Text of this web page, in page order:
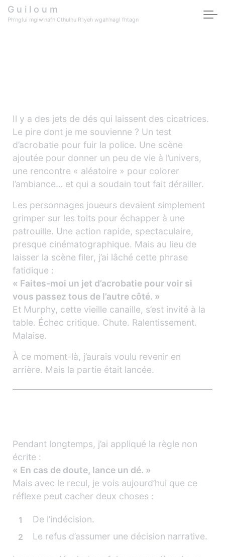
Skip to main content
G u i l o u m
Ph'nglui mglw'nafh Cthulhu R'lyeh wgah'nagl fhtagn
Il y a des jets de dés qui laissent des cicatrices.
Le pire dont je me souvienne ? Un test
d’acrobatie pour fuir la police. Une scène
ajoutée pour donner un peu de vie à l’univers,
une rencontre « aléatoire » pour colorer
l’ambiance… et qui a soudain tout fait dérailler.
Les personnages joueurs devaient simplement
grimper sur les toits pour échapper à une
patrouille. Une action rapide, spectaculaire,
presque cinématographique. Mais au lieu de
laisser la scène filer, j’ai lâché cette phrase
fatidique :
« Faites-moi un jet d’acrobatie pour voir si
vous passez tous de l’autre côté. »
Et Murphy, cette vieille canaille, s’est invité à la
table. Échec critique. Chute. Ralentissement.
Malaise.
À ce moment-là, j’aurais voulu revenir en
arrière. Mais la partie était lancée.
Pendant longtemps, j’ai appliqué la règle non
écrite :
« En cas de doute, lance un dé. »
Mais avec le recul, je vois aujourd’hui que ce
réflexe peut cacher deux choses :
De l’indécision.
Le refus d’assumer une décision narrative.